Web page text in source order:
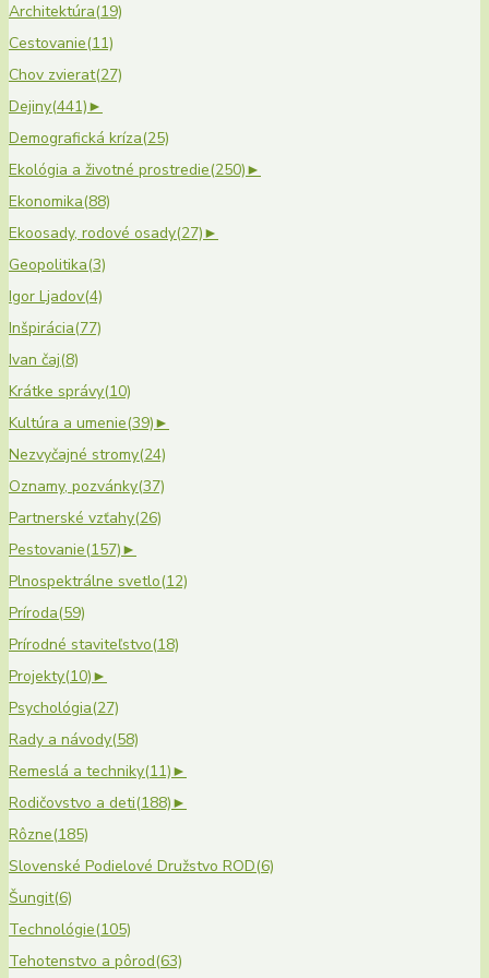
Architektúra(19)
Cestovanie(11)
Chov zvierat(27)
Dejiny(441)►
Demografická kríza(25)
Ekológia a životné prostredie(250)►
Ekonomika(88)
Ekoosady, rodové osady(27)►
Geopolitika(3)
Igor Ljadov(4)
Inšpirácia(77)
Ivan čaj(8)
Krátke správy(10)
Kultúra a umenie(39)►
Nezvyčajné stromy(24)
Oznamy, pozvánky(37)
Partnerské vzťahy(26)
Pestovanie(157)►
Plnospektrálne svetlo(12)
Príroda(59)
Prírodné staviteľstvo(18)
Projekty(10)►
Psychológia(27)
Rady a návody(58)
Remeslá a techniky(11)►
Rodičovstvo a deti(188)►
Rôzne(185)
Slovenské Podielové Družstvo ROD(6)
Šungit(6)
Technológie(105)
Tehotenstvo a pôrod(63)